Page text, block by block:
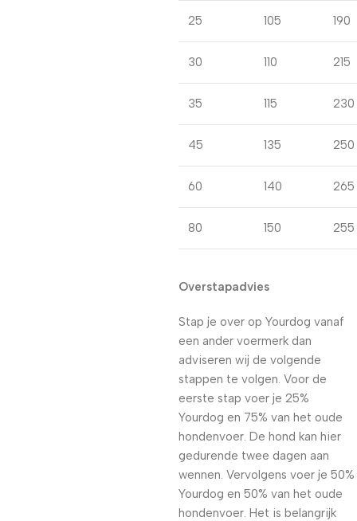
25 105 190
30 110 215
35 115 230
45 135 250
60 140 265
80 150 255
Overstapadvies
Stap je over op Yourdog vanaf
een ander voermerk dan
adviseren wij de volgende
stappen te volgen. Voor de
eerste stap voer je 25%
Yourdog en 75% van het oude
hondenvoer. De hond kan hier
gedurende twee dagen aan
wennen. Vervolgens voer je 50%
Yourdog en 50% van het oude
hondenvoer. Het is belangrijk